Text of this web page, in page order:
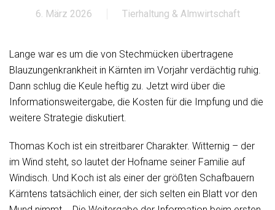
6. März 2026 Tierhaltung & Almwirtschaft
Lange war es um die von Stechmücken übertragene
Blauzungenkrankheit in Kärnten im Vorjahr verdächtig ruhig.
Dann schlug die Keule heftig zu. Jetzt wird über die
Informationsweitergabe, die Kosten für die Impfung und die
weitere Strategie diskutiert.
Thomas Koch ist ein streitbarer Charakter. Witternig – der
im Wind steht, so lautet der Hofname seiner Familie auf
Windisch. Und Koch ist als einer der größten Schafbauern
Kärntens tatsächlich einer, der sich selten ein Blatt vor den